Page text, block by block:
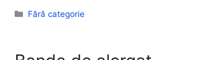
Categorii
Fără categorie